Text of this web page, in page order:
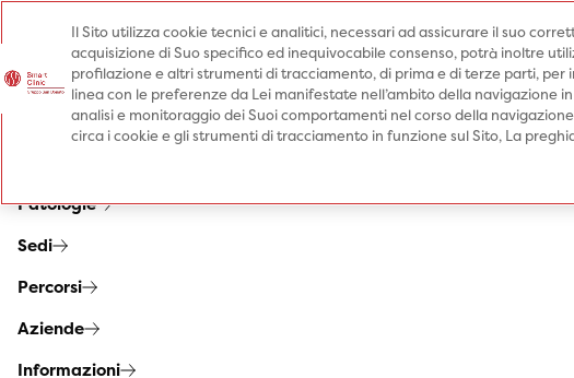
Prenota una visita
Prenota una visita
Specialità
Patologie
Sedi
Percorsi
Aziende
Informazioni
Il Sito utilizza cookie tecnici e analitici, necessari ad assicurare il suo
acquisizione di Suo specifico ed inequivocabile consenso, potrà inoltre
profilazione e altri strumenti di tracciamento, di prima e di terze parti, per
linea con le preferenze da Lei manifestate nell’ambito della navigazione
analisi e monitoraggio dei Suoi comportamenti nel corso della
circa i cookie e gli strumenti di tracciamento in funzione sul Sito, La